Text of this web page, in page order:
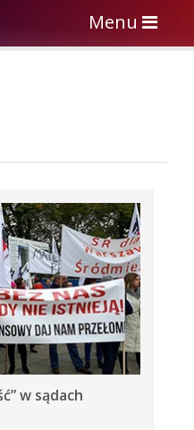
Toggle
navigation
Menu
w sądach